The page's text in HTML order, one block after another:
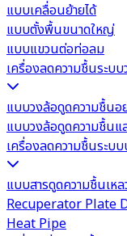
แบบเคลื่อนย้ายได้
แบบตั้งพื้นขนาดใหญ่
แบบแขวนต่อท่อลม
เครื่องลดความชื้นระบ
แบบวงล้อดูดความชื้นอ
แบบวงล้อดูดความชื้นแ
เครื่องลดความชื้นระบ
แบบสารดูดความชื้นเหล
Recuperator Plate
Heat Pipe